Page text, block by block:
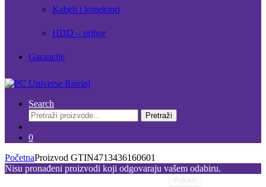
Kabeli i konektori
HDD – pribor
Garancije
Search
Pretraži:
Pretraži
0
PočetnaProizvod GTIN4713436160601
Nisu pronađeni proizvodi koji odgovaraju vašem odabiru.